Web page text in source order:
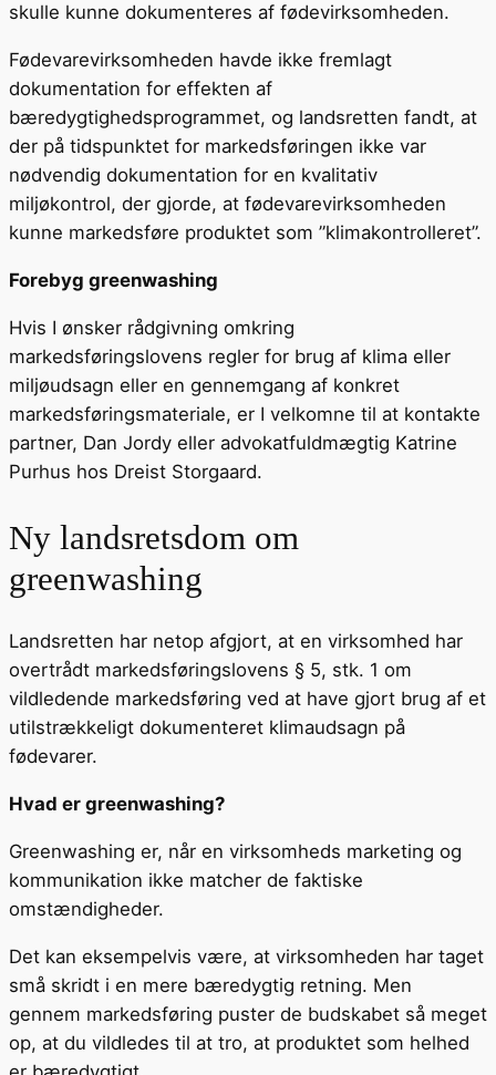
skulle kunne dokumenteres af fødevirksomheden.
Fødevarevirksomheden havde ikke fremlagt
dokumentation for effekten af
bæredygtighedsprogrammet, og landsretten fandt, at
der på tidspunktet for markedsføringen ikke var
nødvendig dokumentation for en kvalitativ
miljøkontrol, der gjorde, at fødevarevirksomheden
kunne markedsføre produktet som ”klimakontrolleret”.
Forebyg greenwashing
Hvis I ønsker rådgivning omkring
markedsføringslovens regler for brug af klima eller
miljøudsagn eller en gennemgang af konkret
markedsføringsmateriale, er I velkomne til at kontakte
partner, Dan Jordy eller advokatfuldmægtig Katrine
Purhus hos Dreist Storgaard.
Ny landsretsdom om
greenwashing
Landsretten har netop afgjort, at en virksomhed har
overtrådt markedsføringslovens § 5, stk. 1 om
vildledende markedsføring ved at have gjort brug af et
utilstrækkeligt dokumenteret klimaudsagn på
fødevarer.
Hvad er greenwashing?
Greenwashing er, når en virksomheds marketing og
kommunikation ikke matcher de faktiske
omstændigheder.
Det kan eksempelvis være, at virksomheden har taget
små skridt i en mere bæredygtig retning. Men
gennem markedsføring puster de budskabet så meget
op, at du vildledes til at tro, at produktet som helhed